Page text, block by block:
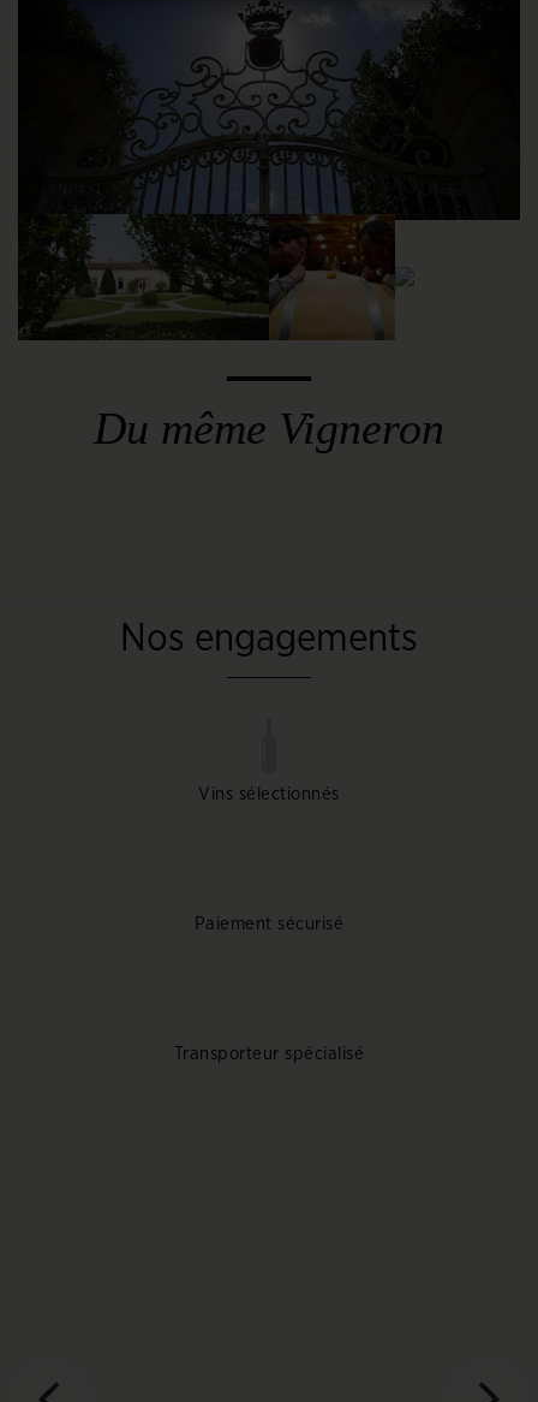
d’appellation, les plus proches de
l’agglomération bordelaise, de nombreux
vignobles qui existaient au début du XXème
siècle ont disparu, victimes de l’extension
urbaine. Mais la vigne résiste… parce que les
hommes ont su garder la passion.
Du même Vigneron
Nos engagements
Vins sélectionnés
Paiement sécurisé
Transporteur spécialisé